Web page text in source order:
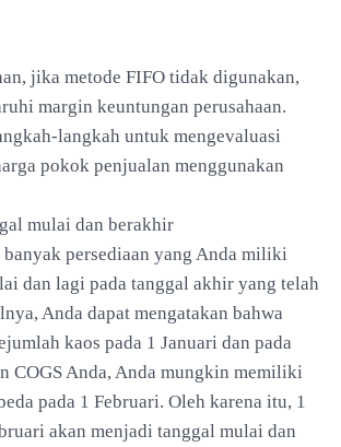
jika metode FIFO tidak digunakan,
margin keuntungan perusahaan.
langkah untuk mengevaluasi
pokok penjualan menggunakan
mulai dan berakhir
banyak persediaan yang Anda miliki
dan lagi pada tanggal akhir yang telah
Anda dapat mengatakan bahwa
kaos pada 1 Januari dan pada
COGS Anda, Anda mungkin memiliki
pada 1 Februari. Oleh karena itu, 1
akan menjadi tanggal mulai dan